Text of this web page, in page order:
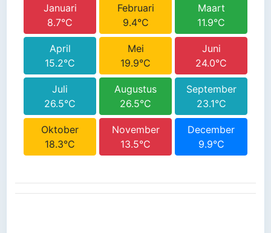
Januari
8.7°C
Februari
9.4°C
Maart
11.9°C
April
15.2°C
Mei
19.9°C
Juni
24.0°C
Juli
26.5°C
Augustus
26.5°C
September
23.1°C
Oktober
18.3°C
November
13.5°C
December
9.9°C